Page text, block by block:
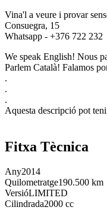
Vina'l a veure i provar
Consuegra, 15
Whatsapp - +376 722 232
We speak English! Nous
Parlem Català! Falamos
.
.
.
Aquesta descripció pot
Fitxa Tècnica
Any2014
Quilometratge190.500 km
VersióLIMITED
Cilindrada2000 cc